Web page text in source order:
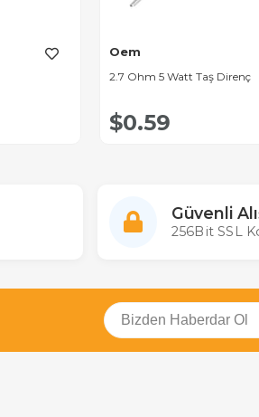
Oem
2.7 Ohm 5 Watt Taş Direnç
$0.59
Güvenli
256Bit SSL